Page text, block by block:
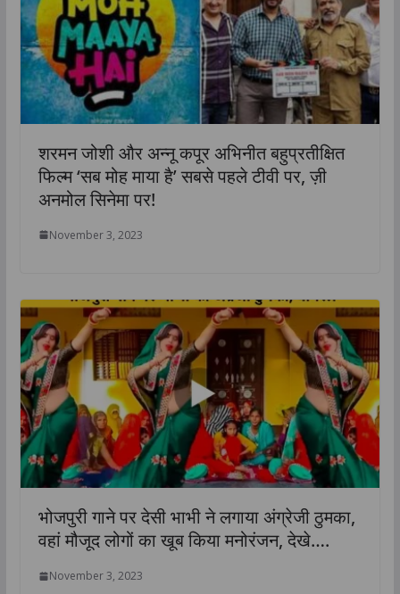
शरमन जोशी और अन्नू कपूर अभिनीत बहुप्रतीक्षित
फिल्म ‘सब मोह माया है’ सबसे पहले टीवी पर, ज़ी
अनमोल सिनेमा पर!
November 3, 2023
भोजपुरी गाने पर देसी भाभी ने लगाया अंग्रेजी ठुमका,
वहां मौजूद लोगों का खूब किया मनोरंजन, देखे….
November 3, 2023